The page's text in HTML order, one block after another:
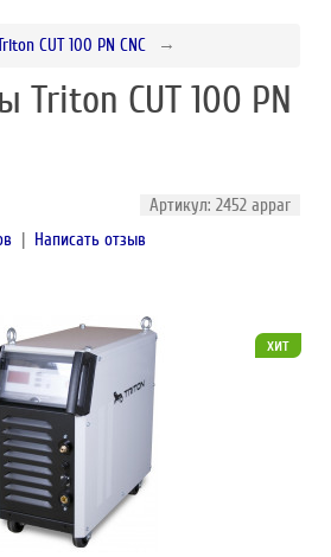
CUT 100 PN CNC
Triton CUT 100 PN
Артикул: 2452 appar
| Написать отзыв
хит